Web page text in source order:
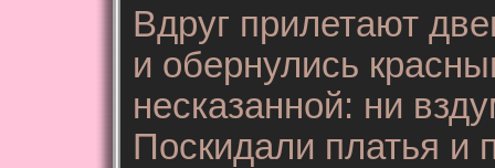
Вдруг прилетают
и обернулись
несказанной: ни
Поскидали платья и